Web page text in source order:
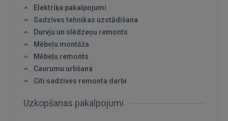
Elektriķa pakalpojumi
Sadzīves tehnikas uzstādīšana
Durvju un slēdzeņu remonts
Mēbeļu montāža
Mēbeļu remonts
Caurumu urbšana
Citi sadzīves remonta darbi
Uzkopšanas pakalpojumi